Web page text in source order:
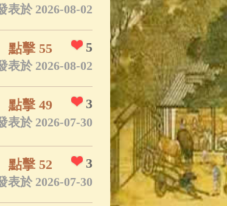
表於 2026-08-02
5
點擊 55
表於 2026-08-02
3
點擊 49
表於 2026-07-30
3
點擊 52
表於 2026-07-30